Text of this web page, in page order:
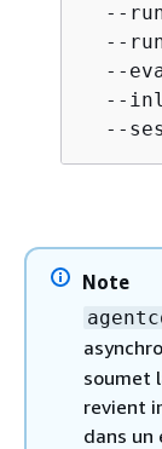
--
--
--
--
--
Note
soumet
revient
dans